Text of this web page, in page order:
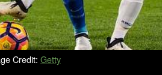
Credit: Getty